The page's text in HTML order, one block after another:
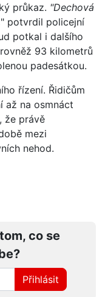
průkaz. "Dechová
" potvrdil policejní
potkal i dalšího
93 kilometrů
padesátkou.
řízení. Řidičům
až na osmnáct
že právě
mezi
nehod.
co se
Přihlásit